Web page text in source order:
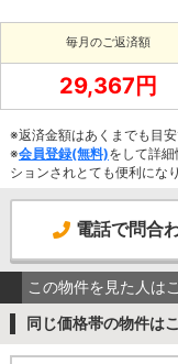
毎月のご返済額
29,367円
※返済金額はあくまでも目安
※会員登録(無料)をして詳
ションされとても便利になり
電話で問合
この物件を見た人は
同じ価格帯の物件は